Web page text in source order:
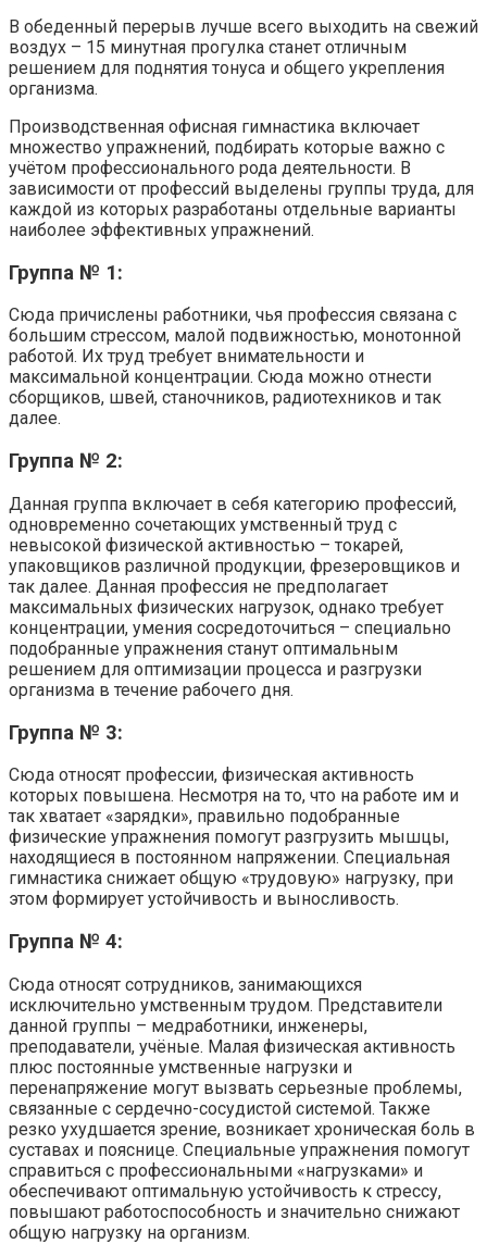
В обеденный перерыв лучше всего выходить на свежий
воздух – 15 минутная прогулка станет отличным
решением для поднятия тонуса и общего укрепления
организма.
Производственная офисная гимнастика включает
множество упражнений, подбирать которые важно с
учётом профессионального рода деятельности. В
зависимости от профессий выделены группы труда, для
каждой из которых разработаны отдельные варианты
наиболее эффективных упражнений.
Группа № 1:
Сюда причислены работники, чья профессия связана с
большим стрессом, малой подвижностью, монотонной
работой. Их труд требует внимательности и
максимальной концентрации. Сюда можно отнести
сборщиков, швей, станочников, радиотехников и так
далее.
Группа № 2:
Данная группа включает в себя категорию профессий,
одновременно сочетающих умственный труд с
невысокой физической активностью – токарей,
упаковщиков различной продукции, фрезеровщиков и
так далее. Данная профессия не предполагает
максимальных физических нагрузок, однако требует
концентрации, умения сосредоточиться – специально
подобранные упражнения станут оптимальным
решением для оптимизации процесса и разгрузки
организма в течение рабочего дня.
Группа № 3:
Сюда относят профессии, физическая активность
которых повышена. Несмотря на то, что на работе им и
так хватает «зарядки», правильно подобранные
физические упражнения помогут разгрузить мышцы,
находящиеся в постоянном напряжении. Специальная
гимнастика снижает общую «трудовую» нагрузку, при
этом формирует устойчивость и выносливость.
Группа № 4:
Сюда относят сотрудников, занимающихся
исключительно умственным трудом. Представители
данной группы – медработники, инженеры,
преподаватели, учёные. Малая физическая активность
плюс постоянные умственные нагрузки и
перенапряжение могут вызвать серьезные проблемы,
связанные с сердечно-сосудистой системой. Также
резко ухудшается зрение, возникает хроническая боль в
суставах и пояснице. Специальные упражнения помогут
справиться с профессиональными «нагрузками» и
обеспечивают оптимальную устойчивость к стрессу,
повышают работоспособность и значительно снижают
общую нагрузку на организм.